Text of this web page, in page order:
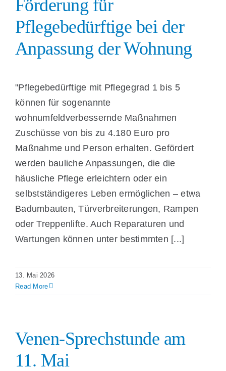
Förderung für
Pflegebedürftige bei der
Anpassung der Wohnung
"Pflegebedürftige mit Pflegegrad 1 bis 5
können für sogenannte
wohnumfeldverbessernde Maßnahmen
Zuschüsse von bis zu 4.180 Euro pro
Maßnahme und Person erhalten. Gefördert
werden bauliche Anpassungen, die die
häusliche Pflege erleichtern oder ein
selbstständigeres Leben ermöglichen – etwa
Badumbauten, Türverbreiterungen, Rampen
oder Treppenlifte. Auch Reparaturen und
Wartungen können unter bestimmten [...]
13. Mai 2026
Read More
Venen-Sprechstunde am
11. Mai